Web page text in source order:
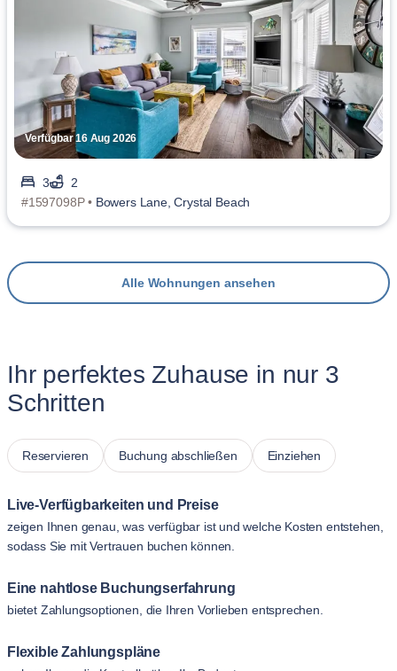
Verfügbar 16 Aug 2026
3
2
#1597098P • Bowers Lane, Crystal Beach
Alle Wohnungen ansehen
Ihr perfektes Zuhause in nur 3
Schritten
Reservieren Buchung abschließen Einziehen
Live-Verfügbarkeiten und Preise
zeigen Ihnen genau, was verfügbar ist und welche Kosten entstehen,
sodass Sie mit Vertrauen buchen können.
Eine nahtlose Buchungserfahrung
bietet Zahlungsoptionen, die Ihren Vorlieben entsprechen.
Flexible Zahlungspläne